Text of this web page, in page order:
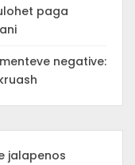
paga
negative:
jalapenos